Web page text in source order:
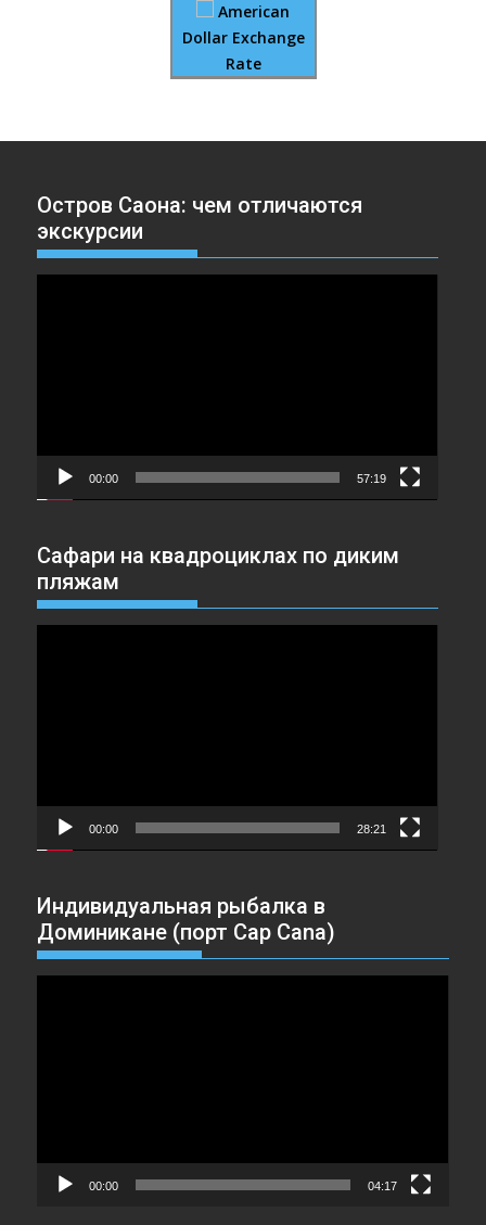
American
Dollar Exchange
Rate
Остров Саона: чем отличаются
экскурсии
00:00 57:19
Сафари на квадроциклах по диким
пляжам
00:00 28:21
Индивидуальная рыбалка в
Доминикане (порт Cap Cana)
00:00 04:17